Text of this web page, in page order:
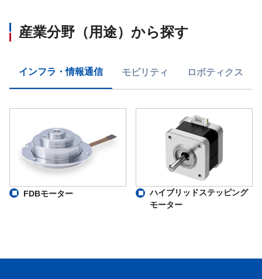
産業分野（用途）から探す
インフラ・情報通信 モビリティ ロボティクス
FDBモーター
ハイブリッドステッピング
モーター